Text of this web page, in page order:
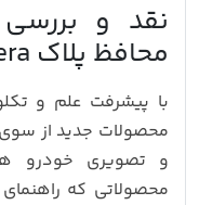
نقد و
محافظ پلاک Car RearView Camera
با پیشرفت علم و
محصولات جدید از
و تصویری خودرو
محصولاتی که